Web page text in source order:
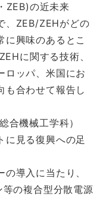
ZEB)の近未来
、ZEB/ZEHがどの
に興味のあるとこ
に関する技術、
ロッパ、米国にお
も合わせて報告し
機械工学科）
に見る復興への足
導入に当たり、
の複合型分散電源